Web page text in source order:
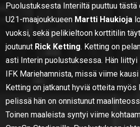
Puolustuksesta Interiltä puuttuu tästä
U21-maajoukkueen Martti Haukioja
vuoksi, sekä pelikieltoon korttitilin
joutunut Rick Ketting. Ketting on
asti Interin puolustuksessa. Hän
IFK Mariehamnista, missä viime
Ketting on jatkanut hyviä otteita myös
pelissä hän on onnistunut
Toinen maaleista syntyi viime